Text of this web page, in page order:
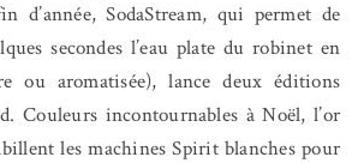
d’année, SodaStream, qui permet de
secondes l’eau plate du robinet en
ou aromatisée), lance deux éditions
Couleurs incontournables à Noël, l’or
les machines Spirit blanches pour